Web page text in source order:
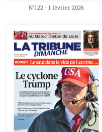
N°122 - 1 février 2026